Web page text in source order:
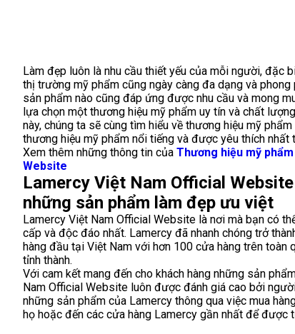
Làm đẹp luôn là nhu cầu thiết yếu của mỗi người, đặc
thị trường mỹ phẩm cũng ngày càng đa dạng và phong
sản phẩm nào cũng đáp ứng được nhu cầu và mong
lựa chọn một thương hiệu mỹ phẩm uy tín và chất
này, chúng ta sẽ cùng tìm hiểu về thương hiệu mỹ
thương hiệu mỹ phẩm nổi tiếng và được yêu thích nhất
Xem thêm những thông tin của Thương hiệu mỹ
Website
Lamercy Việt Nam Official
những sản phẩm làm đẹp ưu việt
Lamercy Việt Nam Official Website là nơi mà bạn có
cấp và độc đáo nhất. Lamercy đã nhanh chóng trở
hàng đầu tại Việt Nam với hơn 100 cửa hàng trên toàn
tỉnh thành.
Với cam kết mang đến cho khách hàng những sản
Nam Official Website luôn được đánh giá cao bởi
những sản phẩm của Lamercy thông qua việc mua
họ hoặc đến các cửa hàng Lamercy gần nhất để